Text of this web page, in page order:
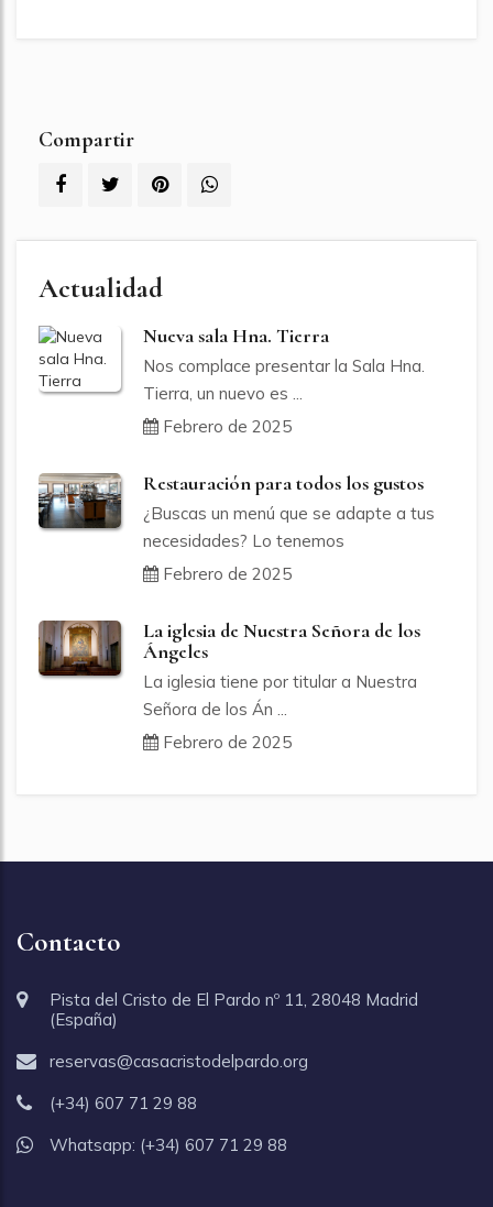
Compartir
Actualidad
Nueva sala Hna. Tierra
Nos complace presentar la Sala Hna.
Tierra, un nuevo es ...
Febrero de 2025
Restauración para todos los gustos
¿Buscas un menú que se adapte a tus
necesidades? Lo tenemos
Febrero de 2025
La iglesia de Nuestra Señora de los
Ángeles
La iglesia tiene por titular a Nuestra
Señora de los Án ...
Febrero de 2025
Contacto
Pista del Cristo de El Pardo nº 11, 28048 Madrid
(España)
reservas@casacristodelpardo.org
(+34) 607 71 29 88
Whatsapp: (+34) 607 71 29 88